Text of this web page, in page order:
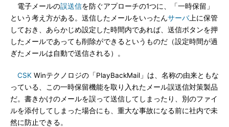
電子メールの誤送信を防ぐアプローチの1つに、「一時保留」
という考え方がある。送信したメールをいったんサーバ上に保管
しておき、あらかじめ設定した時間内であれば、送信ボタンを押
したメールであっても削除ができるというものだ（設定時間が過
ぎたメールは自動で送信される）。
CSK Winテクノロジの「PlayBackMail」は、名称の由来ともな
っている、この一時保留機能を取り入れたメール誤送信対策製品
だ。書きかけのメールを誤って送信してしまったり、別のファイ
ルを添付してしまった場合にも、重大な事故になる前に社内で未
然に防止できる。